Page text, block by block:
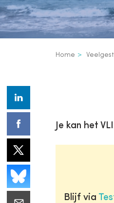
Home
Je kan het
Blijf via